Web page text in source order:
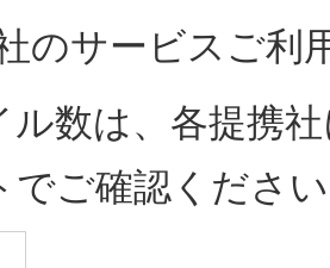
のサービスご利
ル数は、各提携
でご確認くださ